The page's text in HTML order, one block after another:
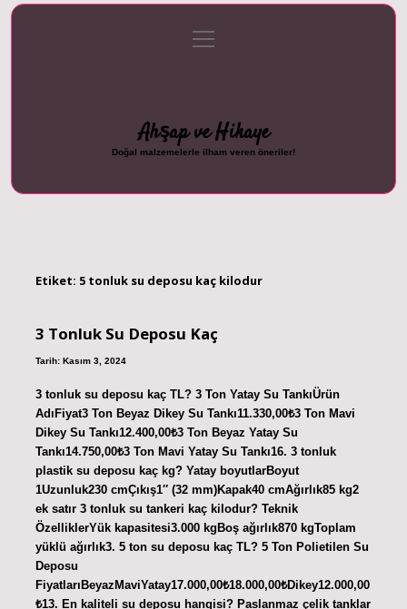
Gizlilik Politikası
menüyü
aç
Ahşap ve Hikaye
Doğal malzemelerle ilham veren öneriler!
Etiket: 5 tonluk su deposu kaç kilodur
3 Tonluk Su Deposu Kaç
Tarih: Kasım 3, 2024
3 tonluk su deposu kaç TL? 3 Ton Yatay Su TankıÜrün
AdıFiyat3 Ton Beyaz Dikey Su Tankı11.330,00₺3 Ton Mavi
Dikey Su Tankı12.400,00₺3 Ton Beyaz Yatay Su
Tankı14.750,00₺3 Ton Mavi Yatay Su Tankı16. 3 tonluk
plastik su deposu kaç kg? Yatay boyutlarBoyut
1Uzunluk230 cmÇıkış1″ (32 mm)Kapak40 cmAğırlık85 kg2
ek satır 3 tonluk su tankeri kaç kilodur? Teknik
ÖzelliklerYük kapasitesi3.000 kgBoş ağırlık870 kgToplam
yüklü ağırlık3. 5 ton su deposu kaç TL? 5 Ton Polietilen Su
Deposu
FiyatlarıBeyazMaviYatay17.000,00₺18.000,00₺Dikey12.000,00
₺13. En kaliteli su deposu hangisi? Paslanmaz çelik tanklar